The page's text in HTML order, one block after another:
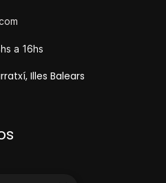
a 16hs
Illes Balears